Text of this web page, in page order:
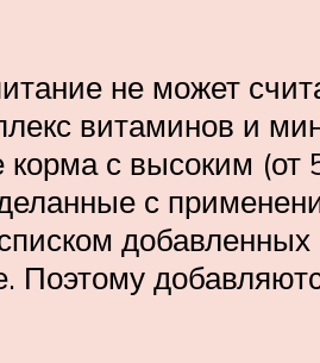
не может
витаминов и
с высоким (от
с
Поэтому